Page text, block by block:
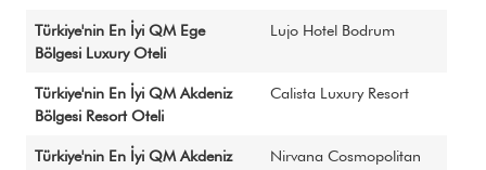
Türkiye'nin En İyi QM Ege
Bölgesi Luxury Oteli
Lujo Hotel Bodrum
Türkiye'nin En İyi QM Akdeniz
Bölgesi Resort Oteli
Calista Luxury Resort
Türkiye'nin En İyi QM Akdeniz
Nirvana Cosmopolitan